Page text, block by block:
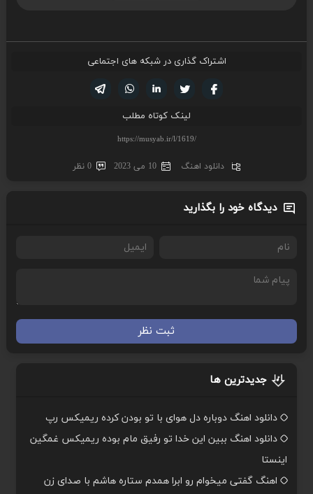
اشتراک گذاری در شبکه های اجتماعی
لینکدین تویتر
فیسوک
لینک کوتاه مطلب
دانلود اهنگ 10 می 2023 0 نظر
دیدگاه خود را بگذارید
ثبت نظر
جدیدترین ها
دانلود اهنگ دوباره دل هوای با تو بودن کرده ریمیکس رپ
دانلود اهنگ ببین این خدا تو رفیق مام بوده ریمیکس غمگین
اینستا
اهنگ گفتی میخوام رو ابرا همدم ستاره هاشم با صدای زن